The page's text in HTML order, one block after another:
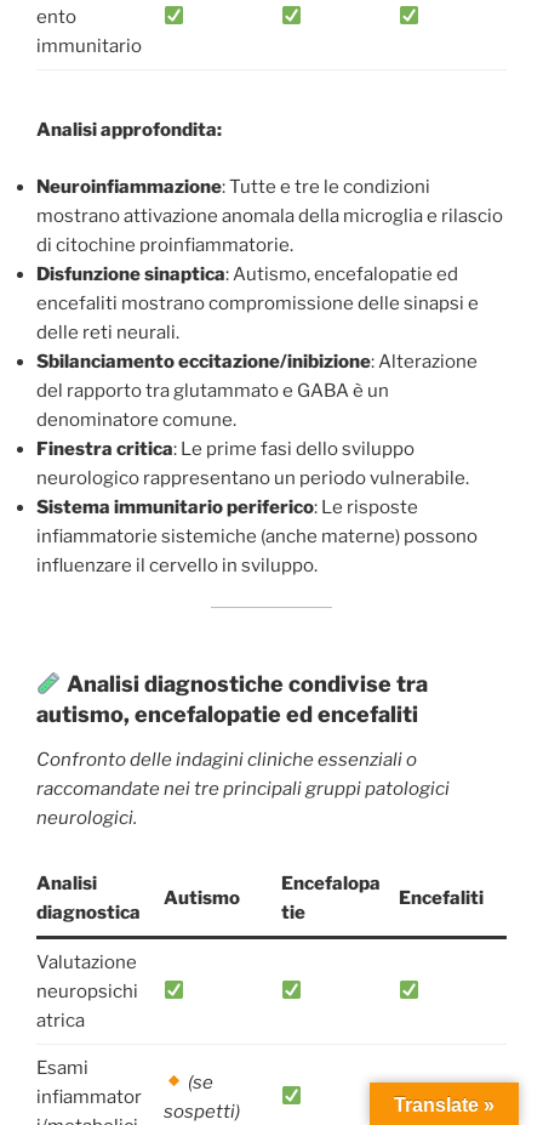
ento
immunitario
Analisi approfondita:
Neuroinfiammazione: Tutte e tre le condizioni
mostrano attivazione anomala della microglia e rilascio
di citochine proinfiammatorie.
Disfunzione sinaptica: Autismo, encefalopatie ed
encefaliti mostrano compromissione delle sinapsi e
delle reti neurali.
Sbilanciamento eccitazione/inibizione: Alterazione
del rapporto tra glutammato e GABA è un
denominatore comune.
Finestra critica: Le prime fasi dello sviluppo
neurologico rappresentano un periodo vulnerabile.
Sistema immunitario periferico: Le risposte
infiammatorie sistemiche (anche materne) possono
influenzare il cervello in sviluppo.
Analisi diagnostiche condivise tra
autismo, encefalopatie ed encefaliti
Confronto delle indagini cliniche essenziali o
raccomandate nei tre principali gruppi patologici
neurologici.
Analisi
diagnostica
Autismo
Encefalopa
tie
Encefaliti
Valutazione
neuropsichi
atrica
Esami
infiammator
(se
sospetti)
Translate »